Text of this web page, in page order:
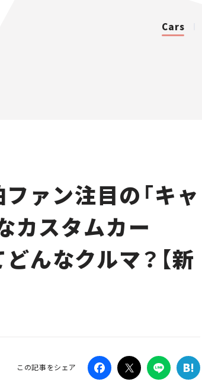
Cars
ァン注目の「キャ
カスタムカー
んなクルマ？【新
この記事をシェア
Traffic
Series